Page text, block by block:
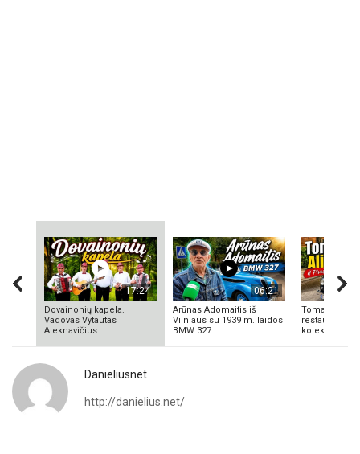
17:24
Dovainonių kapela.
Vadovas Vytautas
Aleknavičius
06:21
Arūnas Adomaitis iš
Vilniaus su 1939 m. laidos
BMW 327
Tomas
Danieliusnet
http://danielius.net/